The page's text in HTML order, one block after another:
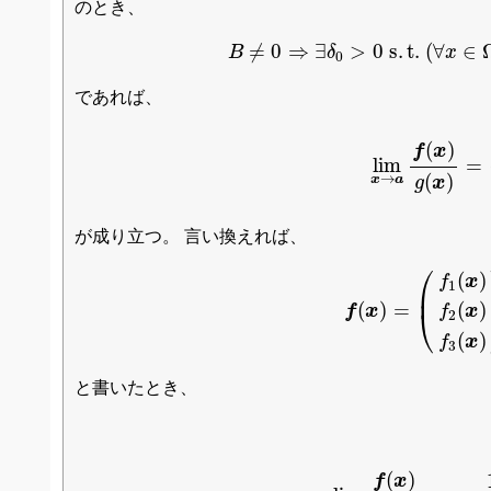
のとき、
B ≠ 0 ⇒ ∃δ0 > 0 s.t. (∀x ∈
≠0⇒ δ0 0 .t .
であれば、
lim
x→a
f(x)
g(x)
=
が成り立つ。 言い換えれば、
f(x) = ⎛
⎜⎝
f1(x)
f2(x)
f3(x)
x) 2 (x )f
と書いたとき、
f(x)